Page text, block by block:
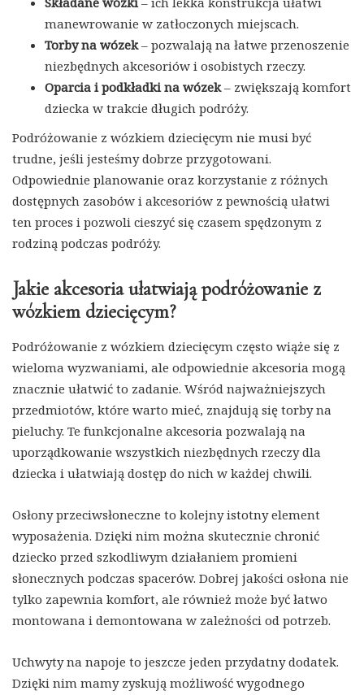
manewrowanie w zatłoczonych miejscach.
Torby na wózek– pozwalają na łatwe przenoszenie
niezbędnych akcesoriów i osobistych rzeczy.
Oparcia i podkładki na wózek– zwiększają komfort
dziecka w trakcie długich podróży.
Podróżowanie z wózkiem dziecięcym nie musi być
trudne, jeśli jesteśmy dobrze przygotowani.
Odpowiednie planowanie oraz korzystanie z różnych
dostępnych zasobów i akcesoriów z pewnością ułatwi
ten proces i pozwoli cieszyć się czasem spędzonym z
rodziną podczas podróży.
Jakie akcesoria ułatwiają podróżowanie z
wózkiem dziecięcym?
Podróżowanie z wózkiem dziecięcym często wiąże się z
wieloma wyzwaniami, ale odpowiednie akcesoria mogą
znacznie ułatwić to zadanie. Wśród najważniejszych
przedmiotów, które warto mieć, znajdują się torby na
pieluchy. Te funkcjonalne akcesoria pozwalają na
uporządkowanie wszystkich niezbędnych rzeczy dla
dziecka i ułatwiają dostęp do nich w każdej chwili.
Osłony przeciwsłoneczne to kolejny istotny element
wyposażenia. Dzięki nim można skutecznie chronić
dziecko przed szkodliwym działaniem promieni
słonecznych podczas spacerów. Dobrej jakości osłona nie
tylko zapewnia komfort, ale również może być łatwo
montowana i demontowana w zależności od potrzeb.
Uchwyty na napoje to jeszcze jeden przydatny dodatek.
Dzięki nim mamy zyskują możliwość wygodnego